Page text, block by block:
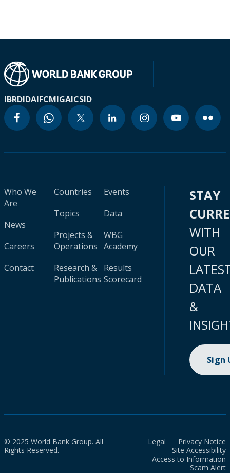
IBRDIDAIFCMIGAICSID
Who We
Are
News
Careers
Contact
Countries
Topics
Projects &
Operations
Research &
Publications
Events
Data
WBG
Academy
Results
Scorecard
STAY
WITH
OUR
DATA
&
Sign
© 2025 World Bank Group. All
Rights Reserved.
Legal
Privacy Notice
Site Accessibility
Access to Information
Scam Alert